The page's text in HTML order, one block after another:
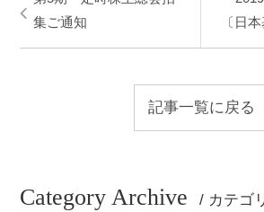
集ご通知
〔日
記事一覧に戻る
Category Archive / カテゴ